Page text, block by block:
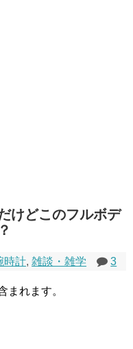
けどこのフルボデ
時計,雑談・雑学 3
まれます。